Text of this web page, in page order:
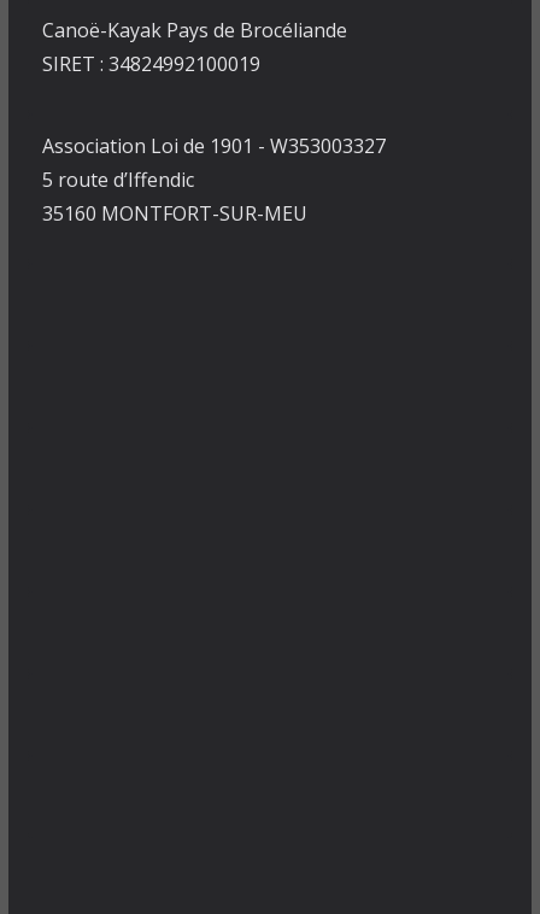
Canoë-Kayak Pays de Brocéliande
SIRET : 34824992100019
Association Loi de 1901 - W353003327
5 route d’Iffendic
35160 MONTFORT-SUR-MEU